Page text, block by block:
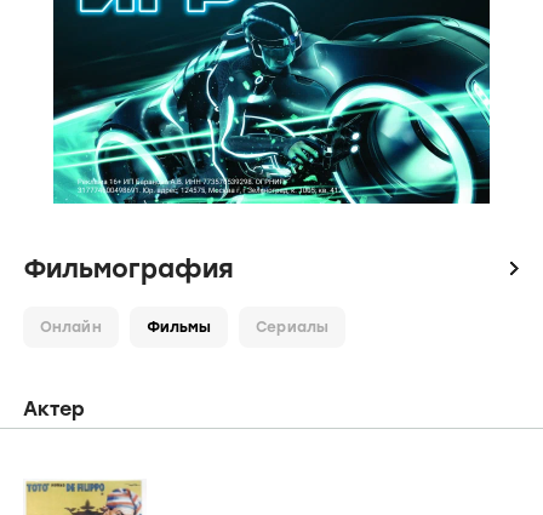
Фильмография icon
Онлайн Фильмы Сериалы
Актер